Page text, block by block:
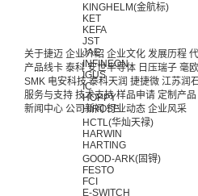
KINGHELM(金航标)
KET
KEFA
JST
JAE
INFINEON
IGUS
IC
HOPPY
HIROSE
HCTL(华灿天禄)
HARWIN
HARTING
GOOD-ARK(固锝)
FESTO
FCI
E-SWITCH
关于捷迈 企业介绍 企业文化 发展历程
产品线卡 泰科 安世半导体 日压瑞子 毫
SMK 电安科技 泰科天润 捷捷微 江苏润
服务与支持 技术支持 样品申请 定制产品
新闻中心 公司新闻 行业动态 企业风采